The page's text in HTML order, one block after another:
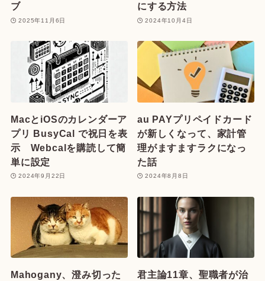
ブ
2025年11月6日
にする方法
2024年10月4日
MacとiOSのカレンダーア
プリ BusyCal で祝日を表
示 Webcalを購読して簡
単に設定
2024年9月22日
au PAYプリペイドカード
が新しくなって、家計管
理がますますラクになっ
た話
2024年8月8日
Mahogany、澄み切った
君主論11章、聖職者が治